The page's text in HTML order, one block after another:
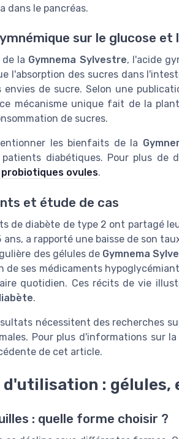
dans le pancréas.
sur le glucose et
la Gymnema Sylvestre, l'acide
l'absorption des sucres dans
envies de sucre. Selon une
ce mécanisme unique fait de la
de sucres.
les bienfaits de la
diabétiques. Pour plus de
ovules.
et étude de cas
de diabète de type 2 ont partagé
ans, a rapporté une baisse de son
des gélules de Gymnema
ses médicaments
quotidien. Ces récits de vie
.
nécessitent des recherches
Pour plus d'informations sur
de cet article.
d'utilisation :
: quelle forme choisir ?